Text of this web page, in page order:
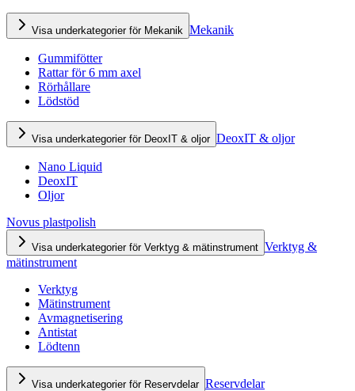
Visa underkategorier för Mekanik Mekanik
Gummifötter
Rattar för 6 mm axel
Rörhållare
Lödstöd
Visa underkategorier för DeoxIT & oljor DeoxIT & oljor
Nano Liquid
DeoxIT
Oljor
Novus plastpolish
Visa underkategorier för Verktyg & mätinstrument Verktyg &
mätinstrument
Verktyg
Mätinstrument
Avmagnetisering
Antistat
Lödtenn
Visa underkategorier för Reservdelar Reservdelar